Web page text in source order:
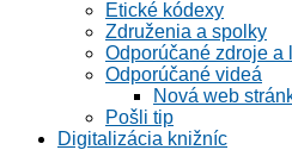
Etické kódexy
Združenia a spolky
Odporúčané zdroje a
Odporúčané videá
Nová web
Pošli tip
Digitalizácia knižníc